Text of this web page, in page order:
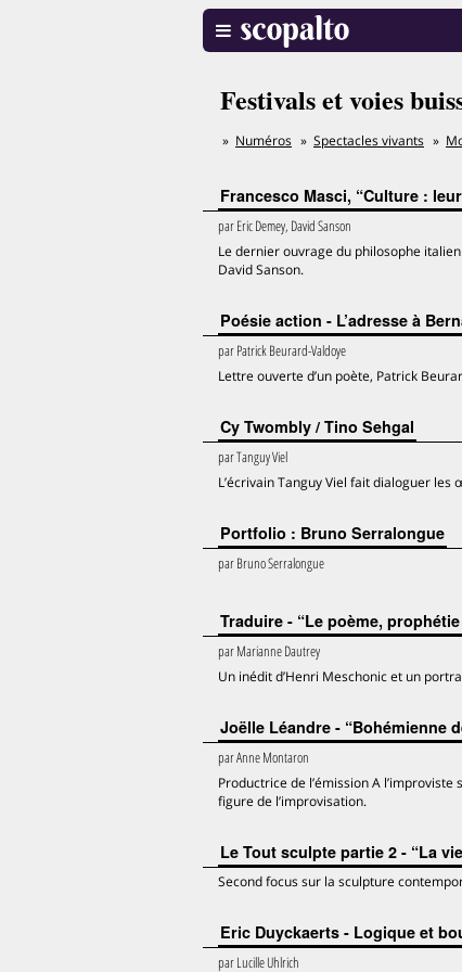
Festivals et voies
Numéros Spectacles vivants
Francesco Masci, “Culture :
parEric Demey, David Sanson
Le dernier ouvrage du philosophe
David Sanson.
Poésie action - L’adresse à
parPatrick Beurard-Valdoye
Lettre ouverte d’un poète, Patrick
Cy Twombly / Tino Sehgal
parTanguy Viel
L’écrivain Tanguy Viel fait dialoguer
Portfolio : Bruno Serralongue
parBruno Serralongue
Traduire - “Le poème,
parMarianne Dautrey
Un inédit d’Henri Meschonic et un
Joëlle Léandre - “Bohémienne
parAnne Montaron
Productrice de l’émission A
figure de l’improvisation.
Le Tout sculpte partie 2 - “La
Second focus sur la sculpture
Eric Duyckaerts - Logique et
parLucille Uhlrich